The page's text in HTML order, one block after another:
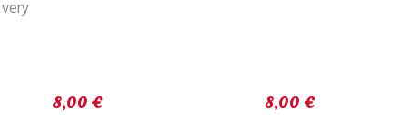
8,00 € 8,00 €